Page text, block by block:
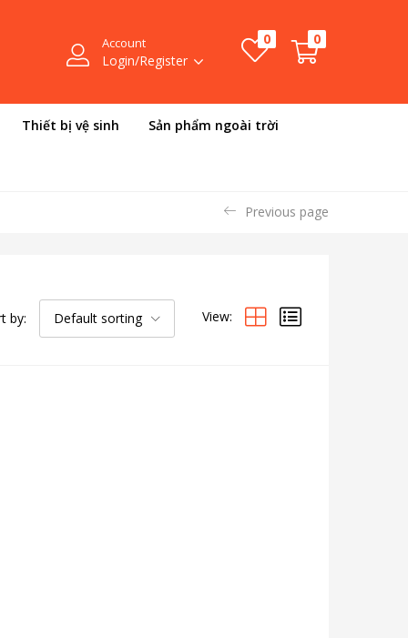
Account
Login/Register
0 0
Thiết bị vệ sinh Sản phẩm ngoài trời
Previous page
by: Default sorting View: